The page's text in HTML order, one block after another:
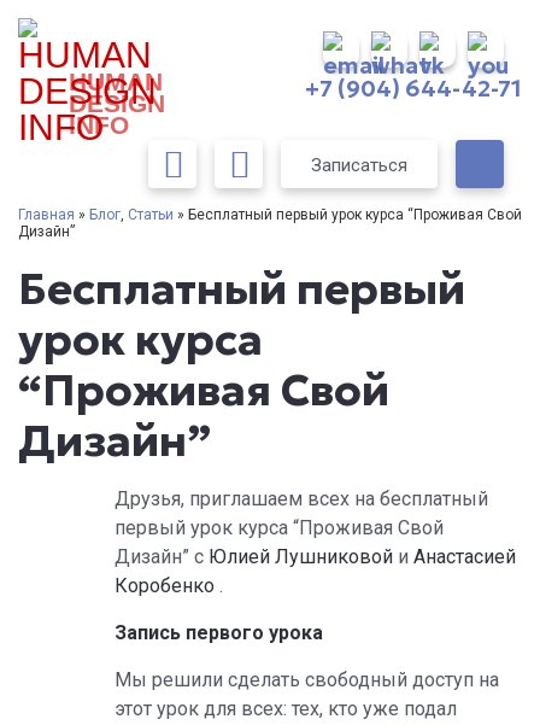
HUMAN
DESIGN
INFO
+7 (904) 644-42-71
Записаться
Главная » Блог, Статьи » Бесплатный первый урок курса “Проживая Свой
Дизайн”
Бесплатный первый
урок курса
“Проживая Свой
Дизайн”
Друзья, приглашаем всех на бесплатный
первый урок курса “Проживая Свой
Дизайн” с Юлией Лушниковой и Анастасией
Коробенко .
Запись первого урока
Мы решили сделать свободный доступ на
этот урок для всех: тех, кто уже подал